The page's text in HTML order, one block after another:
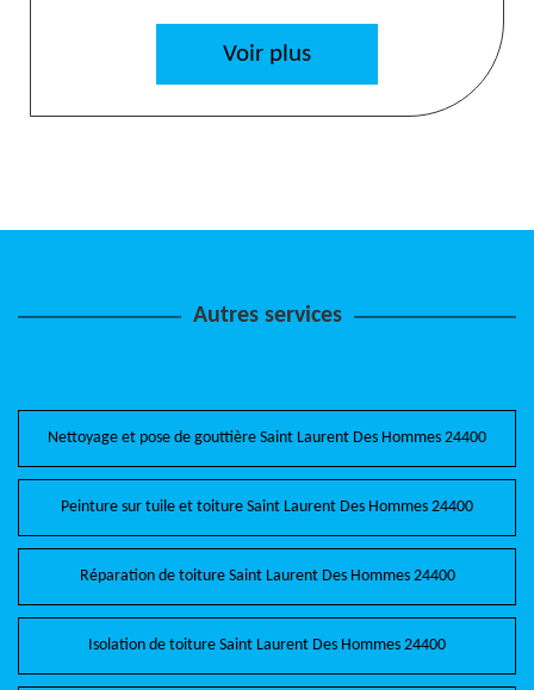
Voir plus
Autres services
Nettoyage et pose de gouttière Saint Laurent Des Hommes 24400
Peinture sur tuile et toiture Saint Laurent Des Hommes 24400
Réparation de toiture Saint Laurent Des Hommes 24400
Isolation de toiture Saint Laurent Des Hommes 24400